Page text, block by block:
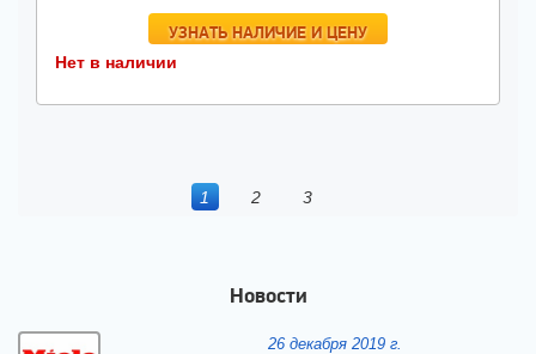
УЗНАТЬ НАЛИЧИЕ И ЦЕНУ
Нет в наличии
1 2 3
Новости
26 декабря 2019 г.